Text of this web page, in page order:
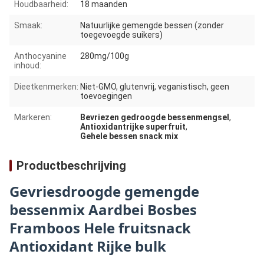
Houdbaarheid: 18 maanden
Smaak:
Natuurlijke gemengde bessen (zonder
toegevoegde suikers)
Anthocyanine
inhoud:
280mg/100g
Dieetkenmerken: Niet-GMO, glutenvrij, veganistisch, geen
toevoegingen
Markeren: Bevriezen gedroogde bessenmengsel ,
Antioxidantrijke superfruit,
Gehele bessen snack mix
Productbeschrijving
Gevriesdroogde gemengde
bessenmix Aardbei Bosbes
Framboos Hele fruitsnack
Antioxidant Rijke bulk